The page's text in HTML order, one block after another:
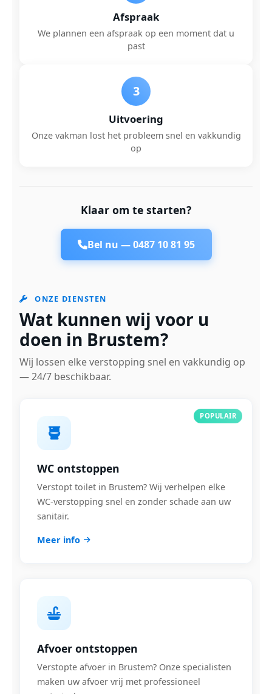
Afspraak
We plannen een afspraak op een moment dat u
past
3
Uitvoering
Onze vakman lost het probleem snel en vakkundig
op
Klaar om te starten?
Bel nu —0487 10 81 95
ONZE DIENSTEN
Wat kunnen wij voor u
doen in Brustem?
Wij lossen elke verstopping snel en vakkundig op
— 24/7 beschikbaar.
POPULAIR
WC ontstoppen
Verstopt toilet in Brustem? Wij verhelpen elke
WC-verstopping snel en zonder schade aan uw
sanitair.
Meer info
Afvoer ontstoppen
Verstopte afvoer in Brustem? Onze specialisten
maken uw afvoer vrij met professioneel